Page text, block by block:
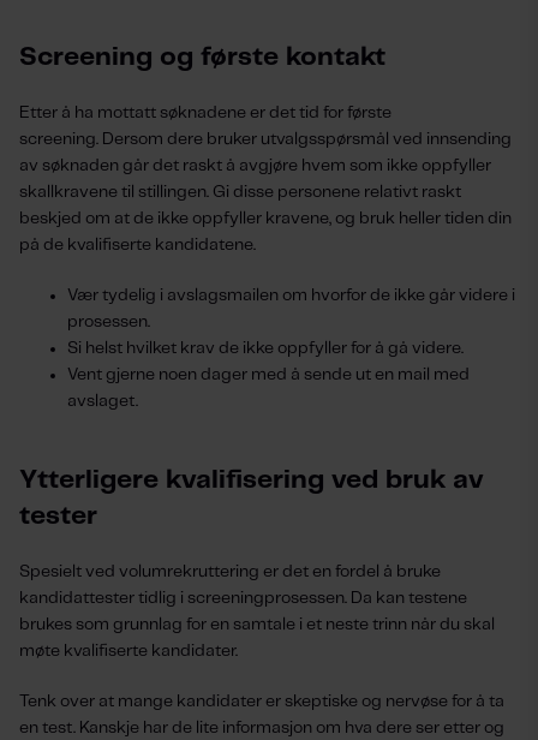
Screening og første kontakt
Etter å ha mottatt søknadene er det tid for første
screening. Dersom dere bruker utvalgsspørsmål ved innsending
av søknaden går det raskt å avgjøre hvem som ikke oppfyller
skallkravene til stillingen. Gi disse personene relativt raskt
beskjed om at de ikke oppfyller kravene, og bruk heller tiden din
på de kvalifiserte kandidatene.
Vær tydelig i avslagsmailen om hvorfor de ikke går videre i
prosessen.
Si helst hvilket krav de ikke oppfyller for å gå videre.
Vent gjerne noen dager med å sende ut en mail med
avslaget.
Ytterligere kvalifisering ved bruk av
tester
Spesielt ved volumrekruttering er det en fordel å bruke
kandidattester tidlig i screeningprosessen. Da kan testene
brukes som grunnlag for en samtale i et neste trinn når du skal
møte kvalifiserte kandidater.
Tenk over at mange kandidater er skeptiske og nervøse for å ta
en test. Kanskje har de lite informasjon om hva dere ser etter og